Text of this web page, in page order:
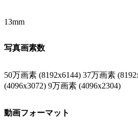
13mm
写真画素数
50万画素 (8192x6144) 37万画素
(4096x3072) 9万画素 (4096x2304)
動画フォーマット